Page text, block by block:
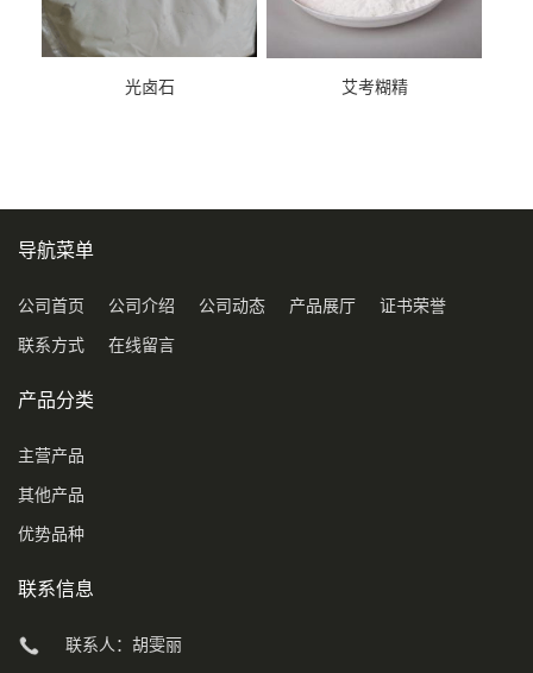
光卤石 艾考糊精
导航菜单
公司首页 公司介绍 公司动态 产品展厅 证书荣誉
联系方式 在线留言
产品分类
主营产品
其他产品
优势品种
联系信息
联系人：胡雯丽